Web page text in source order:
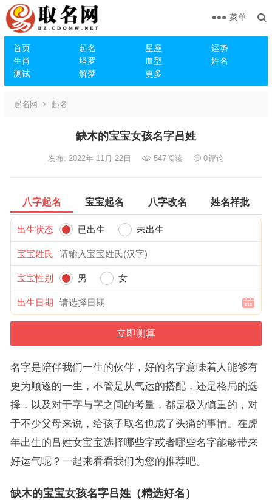
首页 起名 星座
运势
生肖
塔罗 血型
姓名
测试
解梦 更多
菜单
起名网 起名
缺木的宝宝女孩名字吕姓
发布: 2022年 11月 22日 547阅读 0评论
八字起名 宝宝起名 八字改名 姓名祥批
出生状态 已出生 未出生
宝宝姓氏
宝宝性别 男 女
出生日期
名字是陪伴我们一生的伙伴，好的名字意味着人能够有
更为顺遂的一生，不管是从气运的搭配，还是格局的选
择，以及对于字与字之间的考量，都是极为慎重的，对
于不少父母来说，给孩子取名也成了头痛的事情。在虎
年出生的吕姓女宝宝选择哪些字或者哪些名字能够带来
好运气呢？一起来看看我们为您的推荐吧。
缺木的宝宝女孩名字吕姓（精选好名）